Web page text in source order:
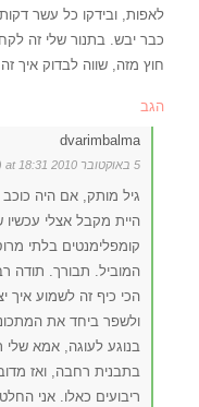
לאפות, ובידקו כל עשר
כבר יבש. בתנור שלי זה לקח עוד
חוץ מזה, שווה לבדוק איך
הגב
dvarimbalma
5 באוקטובר 2010 at 18:31 (16 שנים ago)
גיל מותק, אם היה כוכב
היית מקבל אצלי עכשיו
קומפלימנטים בלתי
המוביל. תבורך. תודה
הכי כיף זה לשמוע איך
ולשפר ביחד את
בנוגע לעוגה, אמא שלי
בתבנית רחבה, ואז
ריבועים כאלו. אני